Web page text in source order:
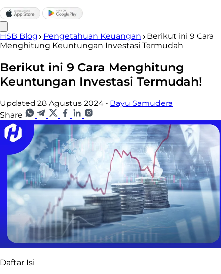
HSB Blog Pengetahuan Keuangan
Berikut ini 9 Cara
Menghitung Keuntungan Investasi Termudah!
Berikut ini 9 Cara Menghitung
Keuntungan Investasi Termudah!
Updated 28 Agustus 2024 • Bayu Samudera
Share
Daftar Isi